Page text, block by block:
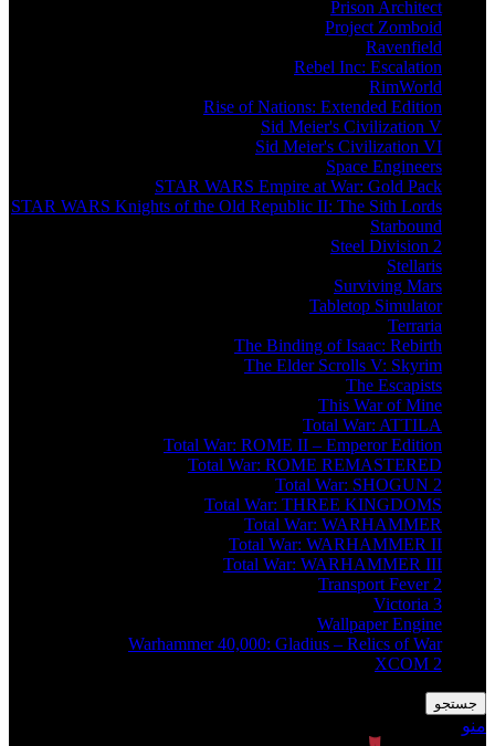
Prison Architect
Project Zomboid
Ravenfield
Rebel Inc: Escalation
RimWorld
Rise of Nations: Extended Edition
Sid Meier's Civilization V
Sid Meier's Civilization VI
Space Engineers
STAR WARS Empire at War: Gold Pack
STAR WARS Knights of the Old Republic II: The Sith Lords
Starbound
Steel Division 2
Stellaris
Surviving Mars
Tabletop Simulator
Terraria
The Binding of Isaac: Rebirth
The Elder Scrolls V: Skyrim
The Escapists
This War of Mine
Total War: ATTILA
Total War: ROME II – Emperor Edition
Total War: ROME REMASTERED
Total War: SHOGUN 2
Total War: THREE KINGDOMS
Total War: WARHAMMER
Total War: WARHAMMER II
Total War: WARHAMMER III
Transport Fever 2
Victoria 3
Wallpaper Engine
Warhammer 40,000: Gladius – Relics of War
XCOM 2
جستجو
منو